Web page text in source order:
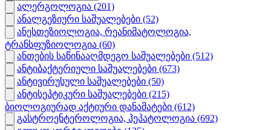
ალერგოლოგია (201)
ანალგეზიური საშუალებები (52)
ანესთეზიოლოგია, რეანიმატოლოგია,
ტრანსფუზიოლოგია (60)
ანთების საწინააღმდეგო საშუალებები (512)
ანტიბაქტერიული საშუალებები (673)
ანტივირუსული საშუალებები (50)
ანტისეპტიკური საშუალებები (215)
ბიოლოგიურად აქტიური დანამატები (612)
გასტროენტეროლოგია, ჰეპატოლოგია (692)